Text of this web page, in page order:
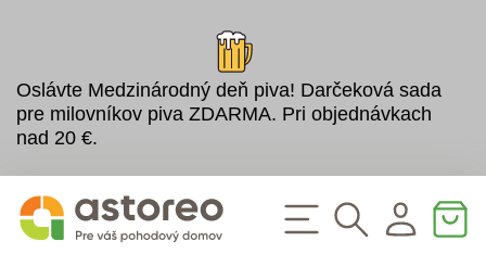
Oslávte Medzinárodný deň piva! Darčeková sada
pre milovníkov piva ZDARMA. Pri objednávkach
nad 20 €.